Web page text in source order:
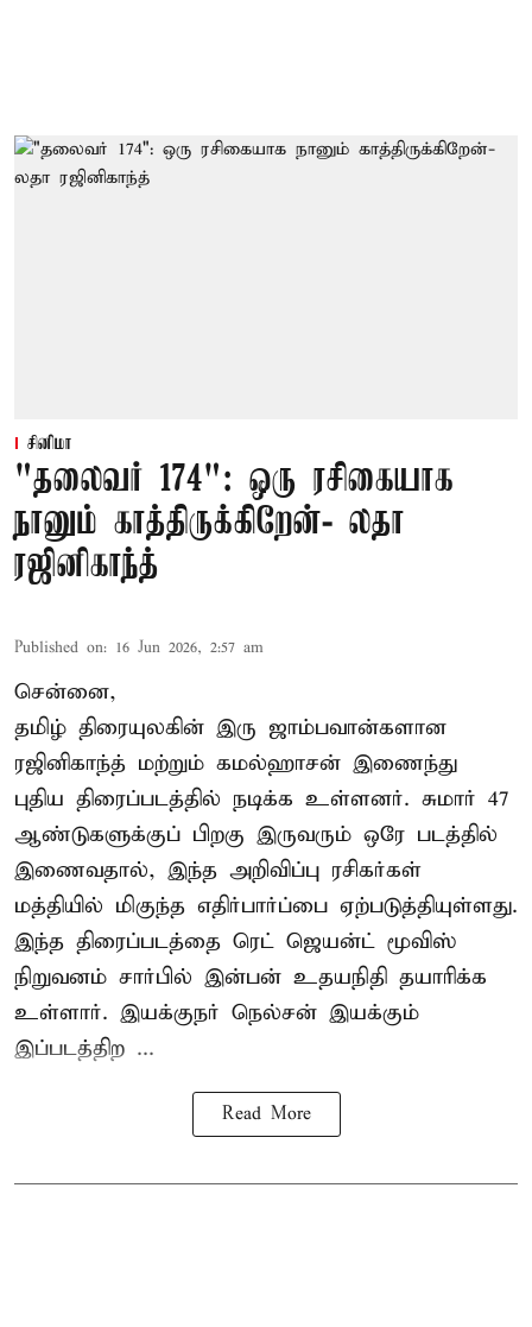
சினிமா
"தலைவர் 174": ஒரு ரசிகையாக
நானும் காத்திருக்கிறேன்- லதா
ரஜினிகாந்த்
Published on: 16 Jun 2026, 2:57 am
சென்னை,
தமிழ் திரையுலகின் இரு ஜாம்பவான்களான
ரஜினிகாந்த் மற்றும் கமல்ஹாசன் இணைந்து
புதிய திரைப்படத்தில் நடிக்க உள்ளனர். சுமார் 47
ஆண்டுகளுக்குப் பிறகு இருவரும் ஒரே படத்தில்
இணைவதால், இந்த அறிவிப்பு ரசிகர்கள்
மத்தியில் மிகுந்த எதிர்பார்ப்பை ஏற்படுத்தியுள்ளது.
இந்த திரைப்படத்தை ரெட் ஜெயன்ட் மூவிஸ்
நிறுவனம் சார்பில் இன்பன் உதயநிதி தயாரிக்க
உள்ளார். இயக்குநர் நெல்சன் இயக்கும்
இப்படத்திற ...
Read More